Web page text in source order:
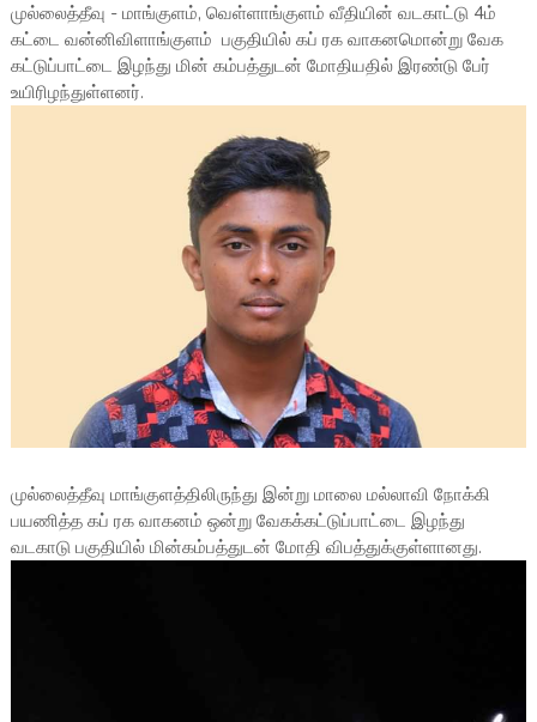
முல்லைத்தீவு - மாங்குளம், வெள்ளாங்குளம் வீதியின் வடகாட்டு 4ம்
கட்டை வன்னிவிளாங்குளம் பகுதியில் கப் ரக வாகனமொன்று வேக
கட்டுப்பாட்டை இழந்து மின் கம்பத்துடன் மோதியதில் இரண்டு பேர்
உயிரிழந்துள்ளனர்.
முல்லைத்தீவு மாங்குளத்திலிருந்து இன்று மாலை மல்லாவி நோக்கி
பயணித்த கப் ரக வாகனம் ஒன்று வேகக்கட்டுப்பாட்டை இழந்து
வடகாடு பகுதியில் மின்கம்பத்துடன் மோதி விபத்துக்குள்ளானது.